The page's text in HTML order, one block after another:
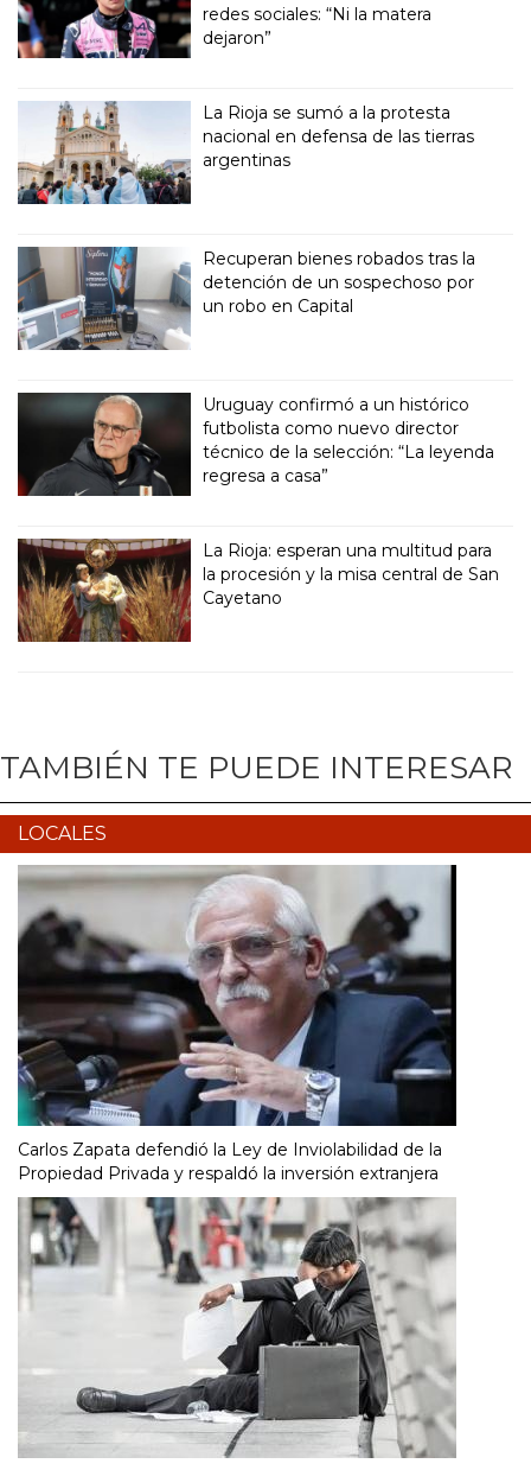
redes sociales: “Ni la matera
dejaron”
La Rioja se sumó a la protesta
nacional en defensa de las tierras
argentinas
Recuperan bienes robados tras la
detención de un sospechoso por
un robo en Capital
Uruguay confirmó a un histórico
futbolista como nuevo director
técnico de la selección: “La leyenda
regresa a casa”
La Rioja: esperan una multitud para
la procesión y la misa central de San
Cayetano
TAMBIÉN TE PUEDE INTERESAR
LOCALES
Carlos Zapata defendió la Ley de Inviolabilidad de la
Propiedad Privada y respaldó la inversión extranjera